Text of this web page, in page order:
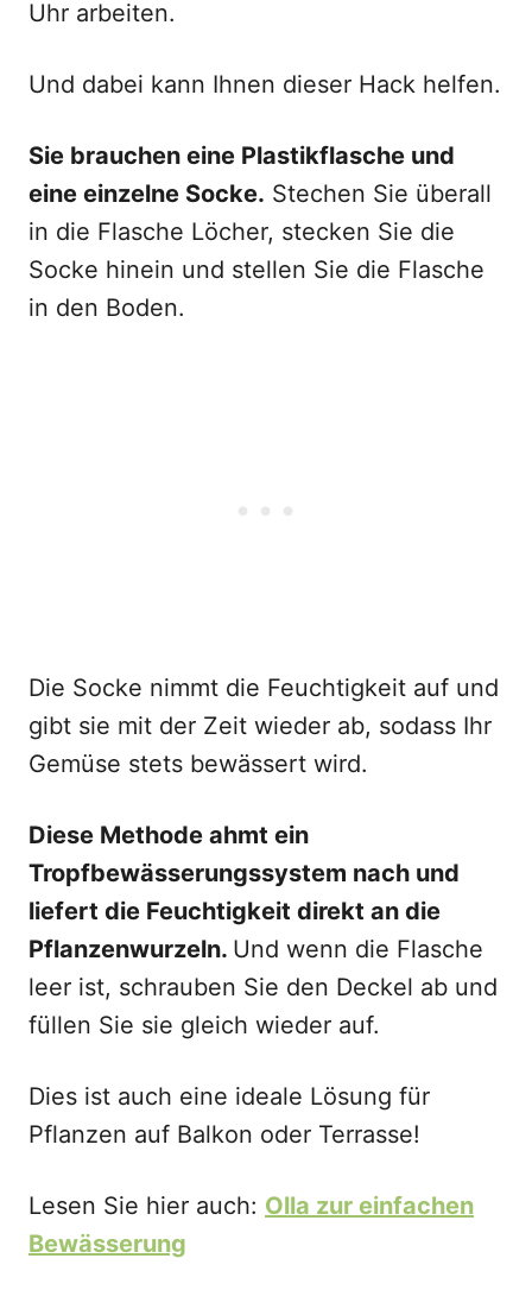
Uhr arbeiten.
Und dabei kann Ihnen dieser Hack helfen.
Sie brauchen eine Plastikflasche und
eine einzelne Socke. Stechen Sie überall
in die Flasche Löcher, stecken Sie die
Socke hinein und stellen Sie die Flasche
in den Boden.
Die Socke nimmt die Feuchtigkeit auf und
gibt sie mit der Zeit wieder ab, sodass Ihr
Gemüse stets bewässert wird.
Diese Methode ahmt ein
Tropfbewässerungssystem nach und
liefert die Feuchtigkeit direkt an die
Pflanzenwurzeln. Und wenn die Flasche
leer ist, schrauben Sie den Deckel ab und
füllen Sie sie gleich wieder auf.
Dies ist auch eine ideale Lösung für
Pflanzen auf Balkon oder Terrasse!
Lesen Sie hier auch: Olla zur einfachen
Bewässerung